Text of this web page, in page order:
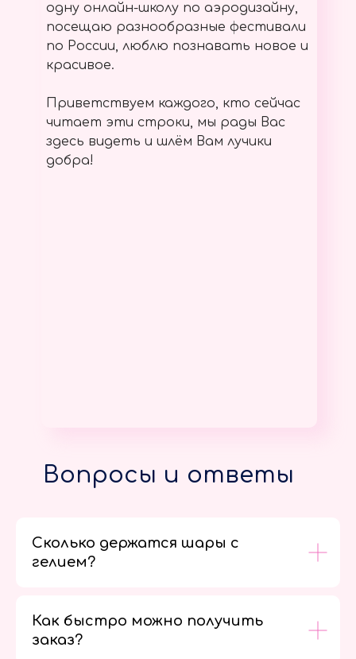
одну онлайн-школу по аэродизайну,
посещаю разнообразные фестивали
по России, люблю познавать новое и
красивое.
Приветствуем каждого, кто сейчас
читает эти строки, мы рады Вас
здесь видеть и шлём Вам лучики
добра!
Вопросы и ответы
Сколько держатся шары с
гелием?
Как быстро можно получить
заказ?